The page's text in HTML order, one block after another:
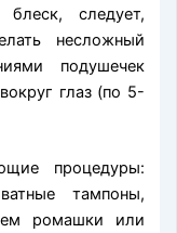
следует,
несложный
подушечек
глаз (по 5-
процедуры:
тампоны,
ромашки или